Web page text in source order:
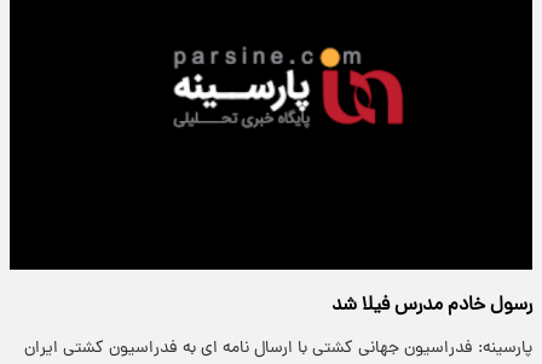
رسول خادم مدرس فیلا شد
پارسینه: فدراسیون جهانی كشتی با ارسال نامه ای به فدراسیون كشتی ایران